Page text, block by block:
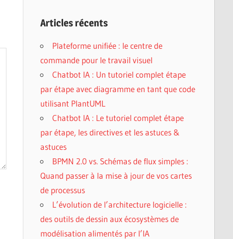
Articles récents
Plateforme unifiée : le centre de
commande pour le travail visuel
Chatbot IA : Un tutoriel complet étape
par étape avec diagramme en tant que code
utilisant PlantUML
Chatbot IA : Le tutoriel complet étape
par étape, les directives et les astuces &
astuces
BPMN 2.0 vs. Schémas de flux simples :
Quand passer à la mise à jour de vos cartes
de processus
L’évolution de l’architecture logicielle :
des outils de dessin aux écosystèmes de
modélisation alimentés par l’IA